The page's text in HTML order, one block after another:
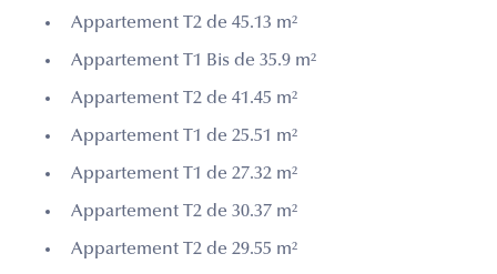
Appartement T2 de 45.13 m²
Appartement T1 Bis de 35.9 m²
Appartement T2 de 41.45 m²
Appartement T1 de 25.51 m²
Appartement T1 de 27.32 m²
Appartement T2 de 30.37 m²
Appartement T2 de 29.55 m²